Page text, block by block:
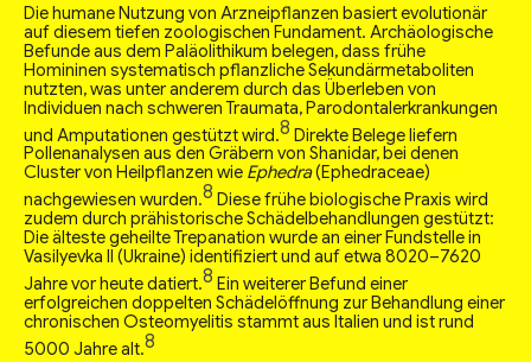
Die humane Nutzung von Arzneipflanzen basiert evolutionär
auf diesem tiefen zoologischen Fundament. Archäologische
Befunde aus dem Paläolithikum belegen, dass frühe
Homininen systematisch pflanzliche Sekundärmetaboliten
nutzten, was unter anderem durch das Überleben von
Individuen nach schweren Traumata, Parodontalerkrankungen
und Amputationen gestützt wird.8 Direkte Belege liefern
Pollenanalysen aus den Gräbern von Shanidar, bei denen
Cluster von Heilpflanzen wie Ephedra(Ephedraceae)
nachgewiesen wurden.8 Diese frühe biologische Praxis wird
zudem durch prähistorische Schädelbehandlungen gestützt:
Die älteste geheilte Trepanation wurde an einer Fundstelle in
Vasilyevka II (Ukraine) identifiziert und auf etwa 8020–7620
Jahre vor heute datiert.8 Ein weiterer Befund einer
erfolgreichen doppelten Schädelöffnung zur Behandlung einer
chronischen Osteomyelitis stammt aus Italien und ist rund
5000 Jahre alt.8